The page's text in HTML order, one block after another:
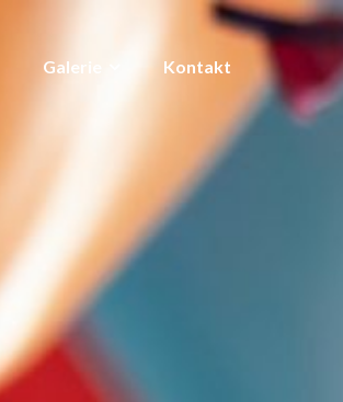
Galerie Kontakt